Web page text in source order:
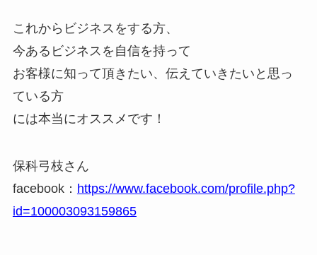
これからビジネスをする方、
今あるビジネスを自信を持って
お客様に知って頂きたい、伝えていきたいと思っ
ている方
には本当にオススメです！
保科弓枝さん
facebook： https://www.facebook.com/profile.php?
id=100003093159865